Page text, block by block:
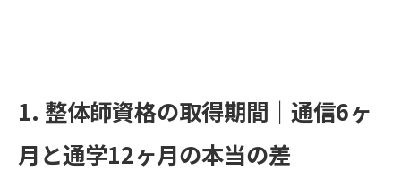
1. 整体師資格の取得期間｜通信6ヶ
月と通学12ヶ月の本当の差